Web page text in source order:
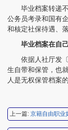
毕业档案转递不
公务员考录和国有
和核定社保待遇、
毕业档案在自
依据人社厅发〔
生自带和保管，也
人是无权保管档案的
上一篇: 京籍自由职业
程女士
王小姐
陈先生
李先生
程女士
陈先生